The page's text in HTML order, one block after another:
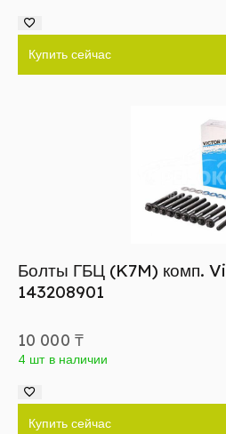
Купить сейчас
Болты ГБЦ (K7M) комп.
143208901
10 000 ₸
4 шт в наличии
Купить сейчас